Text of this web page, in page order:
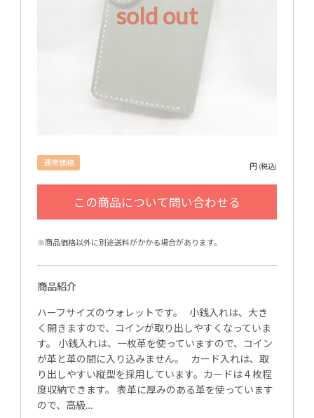
sold out
通常価格 円 (税込)
※商品価格以外に別途送料がかかる場合があります。
商品紹介
ハーフサイズのウォレットです。 小銭入れは、大き
く開きますので、コインが取り出しやすくなっていま
す。 小銭入れは、一枚革を使っていますので、コイン
が革と革の間に入り込みません。 カード入れは、取
り出しやすい縦型を採用しています。カードは４枚程
度収納できます。 表革に厚みのある革を使っています
ので、高級…